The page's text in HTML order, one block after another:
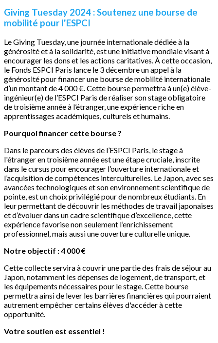
Giving Tuesday 2024 : Soutenez une bourse de
mobilité pour l'ESPCI
Le Giving Tuesday, une journée internationale dédiée à la
générosité et à la solidarité, est une initiative mondiale visant à
encourager les dons et les actions caritatives. À cette occasion,
le Fonds ESPCI Paris lance le 3 décembre un appel à la
générosité pour financer une bourse de mobilité internationale
d’un montant de 4 000 €. Cette bourse permettra à un(e) élève-
ingénieur(e) de l’ESPCI Paris de réaliser son stage obligatoire
de troisième année à l’étranger, une expérience riche en
apprentissages académiques, culturels et humains.
Pourquoi financer cette bourse ?
Dans le parcours des élèves de l’ESPCI Paris, le stage à
l'étranger en troisième année est une étape cruciale, inscrite
dans le cursus pour encourager l’ouverture internationale et
l’acquisition de compétences interculturelles. Le Japon, avec ses
avancées technologiques et son environnement scientifique de
pointe, est un choix privilégié pour de nombreux étudiants. En
leur permettant de découvrir les méthodes de travail japonaises
et d’évoluer dans un cadre scientifique d’excellence, cette
expérience favorise non seulement l’enrichissement
professionnel, mais aussi une ouverture culturelle unique.
Notre objectif : 4 000 €
Cette collecte servira à couvrir une partie des frais de séjour au
Japon, notamment les dépenses de logement, de transport, et
les équipements nécessaires pour le stage. Cette bourse
permettra ainsi de lever les barrières financières qui pourraient
autrement empêcher certains élèves d'accéder à cette
opportunité.
Votre soutien est essentiel !